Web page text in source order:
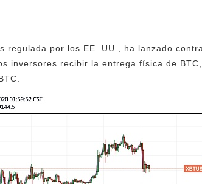
regulada por los EE. UU., ha lanzado
inversores recibir la entrega física de